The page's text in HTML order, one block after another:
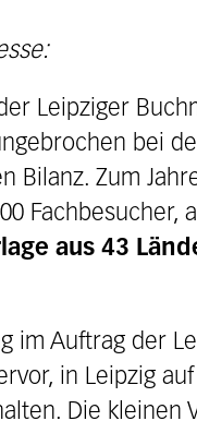
Leipziger
bei
Bilanz. Zum
Fachbesucher,
aus 43
im Auftrag der
in Leipzig
Die kleinen